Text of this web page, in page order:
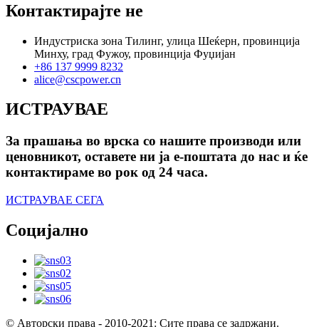
Контактирајте не
Индустриска зона Тилинг, улица Шеќерн, провинција
Минху, град Фужоу, провинција Фуџијан
+86 137 9999 8232
alice@cscpower.cn
ИСТРАУВАЕ
За прашања во врска со нашите производи или
ценовникот, оставете ни ја е-поштата до нас и ќе
контактираме во рок од 24 часа.
ИСТРАУВАЕ СЕГА
Социјално
© Авторски права - 2010-2021: Сите права се задржани.